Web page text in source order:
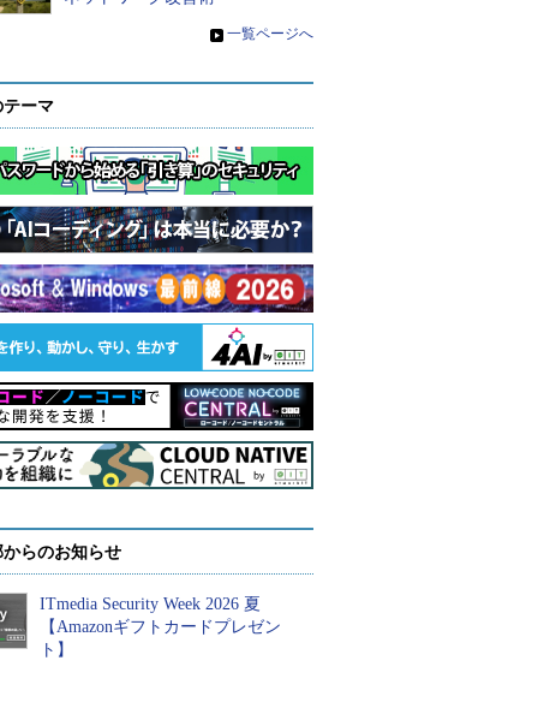
» 一覧ページへ
ーマ
らのお知らせ
ITmedia Security Week 2026 夏
【Amazonギフトカードプレゼン
ト】